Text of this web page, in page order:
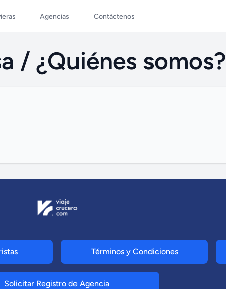
Agencias Contáctenos
/ ¿Quiénes somos?
Términos y Condiciones
Solicitar Registro de Agencia